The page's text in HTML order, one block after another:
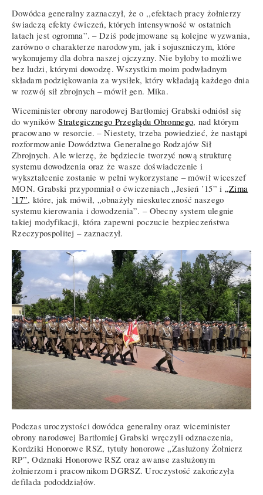
Dowódca generalny zaznaczył, że o ,,efektach pracy żołnierzy
świadczą efekty ćwiczeń, których intensywność w ostatnich
latach jest ogromna”. – Dziś podejmowane są kolejne wyzwania,
zarówno o charakterze narodowym, jak i sojuszniczym, które
wykonujemy dla dobra naszej ojczyzny. Nie byłoby to możliwe
bez ludzi, którymi dowodzę. Wszystkim moim podwładnym
składam podziękowania za wysiłek, który wkładają każdego dnia
w rozwój sił zbrojnych – mówił gen. Mika.
Wiceminister obrony narodowej Bartłomiej Grabski odniósł się
do wynikówStrategicznego Przeglądu Obronnego, nad którym
pracowano w resorcie. – Niestety, trzeba powiedzieć, że nastąpi
rozformowanie Dowództwa Generalnego Rodzajów Sił
Zbrojnych. Ale wierzę, że będziecie tworzyć nową strukturę
systemu dowodzenia oraz że wasze doświadczenie i
wykształcenie zostanie w pełni wykorzystane – mówił wiceszef
MON. Grabski przypomniał o ćwiczeniach „Jesień ’15” i „Zima
’17”, które, jak mówił, „obnażyły nieskuteczność naszego
systemu kierowania i dowodzenia”. – Obecny system ulegnie
takiej modyfikacji, która zapewni poczucie bezpieczeństwa
Rzeczypospolitej – zaznaczył.
Podczas uroczystości dowódca generalny oraz wiceminister
obrony narodowej Bartłomiej Grabski wręczyli odznaczenia,
Kordziki Honorowe RSZ, tytuły honorowe „Zasłużony Żołnierz
RP”, Odznaki Honorowe RSZ oraz awanse zasłużonym
żołnierzom i pracownikom DGRSZ. Uroczystość zakończyła
defilada pododdziałów.